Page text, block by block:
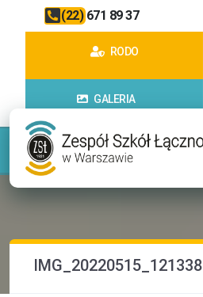
(22) 671 89 37
RODO
GALERIA
IMG_20220515_121338